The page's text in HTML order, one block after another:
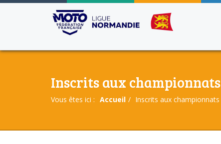
Inscrits aux championnats
Vous êtes ici : Accueil Inscrits aux championnats